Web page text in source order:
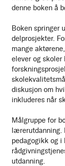
denne boken å
Boken springer
delprosjekter.
mange
elever og skoler
diskusjon om
inkluderes når
Målgruppe for
lærerutdanning.
pedagogikk og
utdanning.